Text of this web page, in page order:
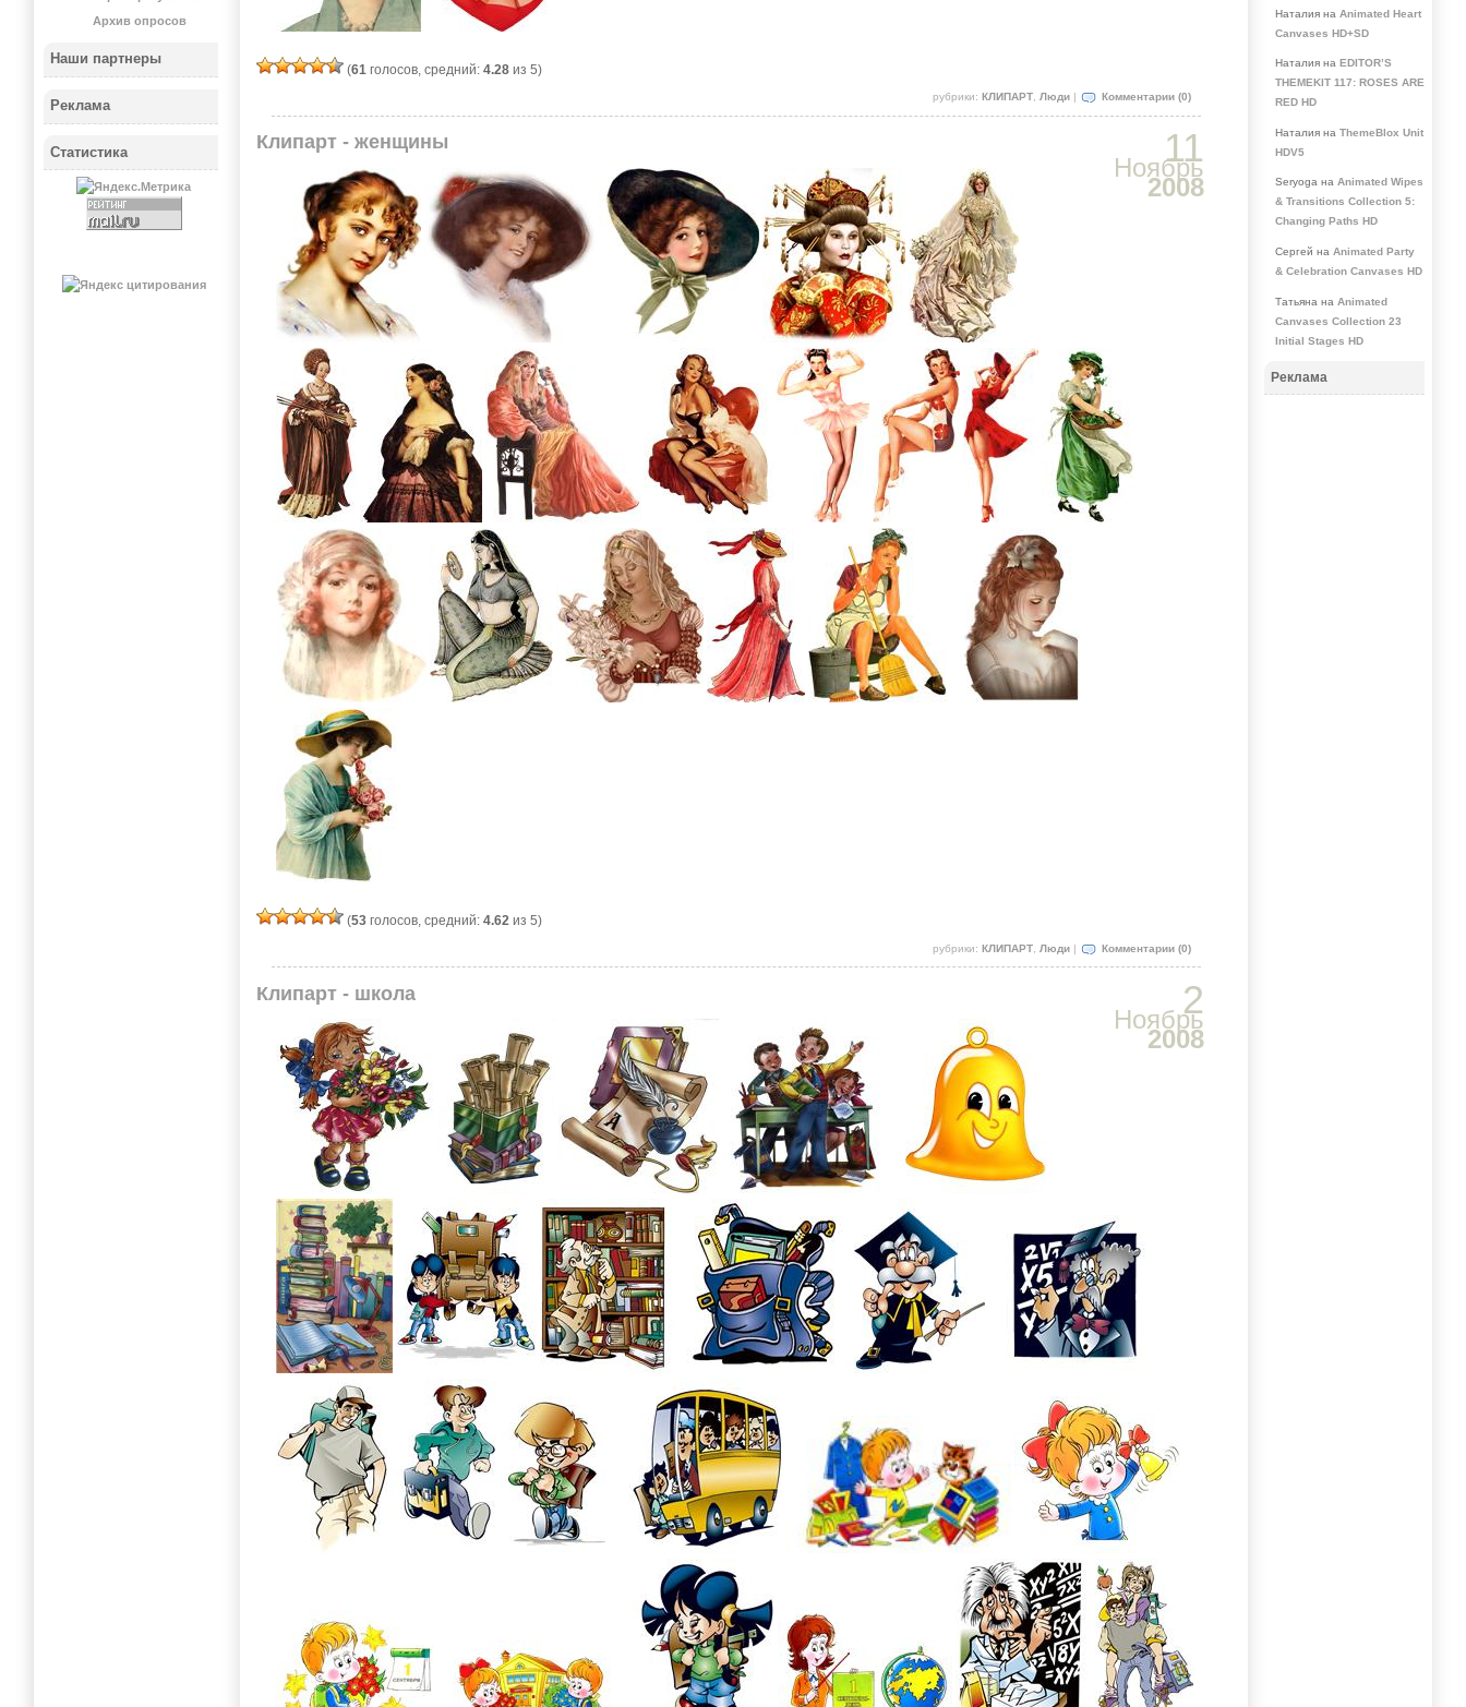
(61 голосов, средний: 4.28 из 5)
рубрики: КЛИПАРТ, Люди| Комментарии (0)
11
Ноябрь
2008
Клипарт - женщины
(53 голосов, средний: 4.62 из 5)
рубрики: КЛИПАРТ, Люди| Комментарии (0)
2
Ноябрь
2008
Клипарт - школа
Архив опросов
Наши партнеры
Реклама
Статистика
Наталия на Animated Heart
Canvases HD+SD
Наталия на EDITOR’S
THEMEKIT 117: ROSES ARE
RED HD
Наталия на ThemeBlox Unit
HDV5
Seryoga на Animated Wipes
& Transitions Collection 5:
Changing Paths HD
Сергей на Animated Party
& Celebration Canvases HD
Татьяна на Animated
Canvases Collection 23
Initial Stages HD
Реклама